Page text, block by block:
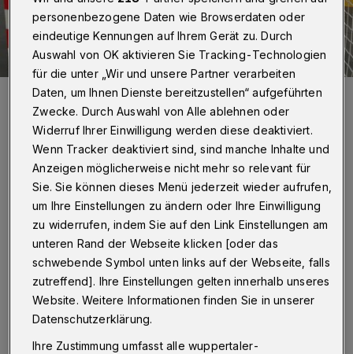
Der BHC (li. der Sportliche Leiter Viktor Szilagyi, re. Trainer
Sebastian Hinze) startet in die neue Saison.
H andball:
DHB-Pokal, 1. Runde:
Finale: Bergischer HC - HSG Krefeld 34:16
Halbfinale: Bergischer HC - TV Emsdetten
28:21.Liveticker! / Nachbericht
personenbezogene Daten wie Browserdaten oder
eindeutige Kennungen auf Ihrem Gerät zu. Durch
Auswahl von OK aktivieren Sie Tracking-Technologien
für die unter „Wir und unsere Partner verarbeiten
Daten, um Ihnen Dienste bereitzustellen“ aufgeführten
Zwecke. Durch Auswahl von Alle ablehnen oder
Widerruf Ihrer Einwilligung werden diese deaktiviert.
Wenn Tracker deaktiviert sind, sind manche Inhalte und
Anzeigen möglicherweise nicht mehr so relevant für
Sie. Sie können dieses Menü jederzeit wieder aufrufen,
um Ihre Einstellungen zu ändern oder Ihre Einwilligung
zu widerrufen, indem Sie auf den Link Einstellungen am
unteren Rand der Webseite klicken [oder das
schwebende Symbol unten links auf der Webseite, falls
zutreffend]. Ihre Einstellungen gelten innerhalb unseres
Website. Weitere Informationen finden Sie in unserer
Datenschutzerklärung.
Ihre Zustimmung umfasst alle wuppertaler-